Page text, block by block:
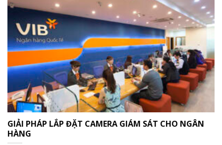
GIẢI PHÁP LẮP ĐẶT CAMERA GIÁM SÁT CHO NGÂN
HÀNG